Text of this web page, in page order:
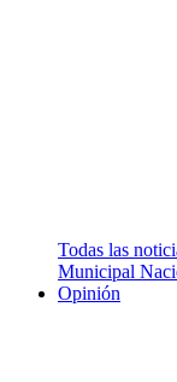
Todas las
Municipal
Opinión